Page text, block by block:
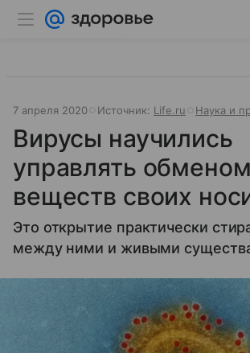
7 апреля 2020 Источник: Life.ru Наука и
Вирусы научились
управлять обменом
веществ своих
Это открытие практически
между ними и живыми